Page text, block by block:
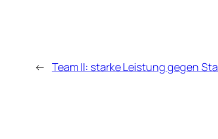
← Team II: starke Leistung gegen